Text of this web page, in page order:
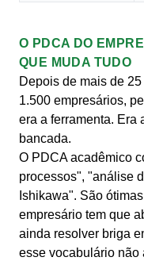
O PDCA DO
QUE MUDA TUDO
Depois de mais de
1.500 empresários,
era a ferramenta. Era
bancada.
O PDCA acadêmico
processos", "análise
Ishikawa". São
empresário tem que
ainda resolver briga
esse vocabulário não